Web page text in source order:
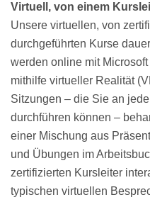
Virtuell, von einem
Unsere virtuellen, von
durchgeführten Kurse
werden online mit
mithilfe virtueller Realität
Sitzungen – die Sie an
durchführen können –
einer Mischung aus
und Übungen im
zertifizierten Kursleiter
typischen virtuellen